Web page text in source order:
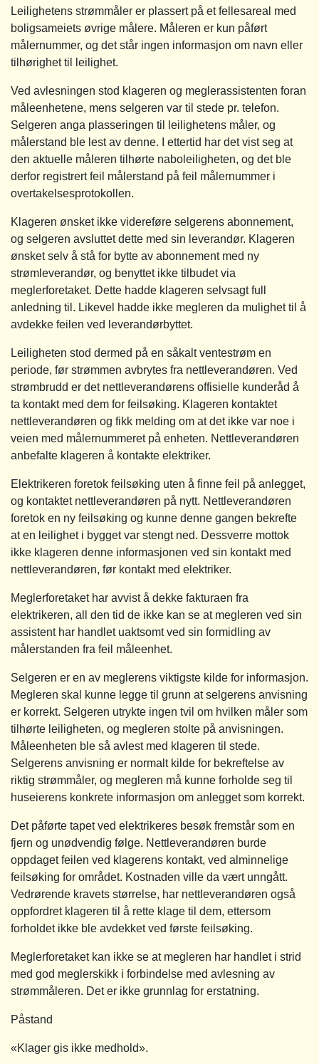
Leilighetens strømmåler er plassert på et fellesareal med
boligsameiets øvrige målere. Måleren er kun påført
målernummer, og det står ingen informasjon om navn eller
tilhørighet til leilighet.
Ved avlesningen stod klageren og meglerassistenten foran
måleenhetene, mens selgeren var til stede pr. telefon.
Selgeren anga plasseringen til leilighetens måler, og
målerstand ble lest av denne. I ettertid har det vist seg at
den aktuelle måleren tilhørte naboleiligheten, og det ble
derfor registrert feil målerstand på feil målernummer i
overtakelsesprotokollen.
Klageren ønsket ikke videreføre selgerens abonnement,
og selgeren avsluttet dette med sin leverandør. Klageren
ønsket selv å stå for bytte av abonnement med ny
strømleverandør, og benyttet ikke tilbudet via
meglerforetaket. Dette hadde klageren selvsagt full
anledning til. Likevel hadde ikke megleren da mulighet til å
avdekke feilen ved leverandørbyttet.
Leiligheten stod dermed på en såkalt ventestrøm en
periode, før strømmen avbrytes fra nettleverandøren. Ved
strømbrudd er det nettleverandørens offisielle kunderåd å
ta kontakt med dem for feilsøking. Klageren kontaktet
nettleverandøren og fikk melding om at det ikke var noe i
veien med målernummeret på enheten. Nettleverandøren
anbefalte klageren å kontakte elektriker.
Elektrikeren foretok feilsøking uten å finne feil på anlegget,
og kontaktet nettleverandøren på nytt. Nettleverandøren
foretok en ny feilsøking og kunne denne gangen bekrefte
at en leilighet i bygget var stengt ned. Dessverre mottok
ikke klageren denne informasjonen ved sin kontakt med
nettleverandøren, før kontakt med elektriker.
Meglerforetaket har avvist å dekke fakturaen fra
elektrikeren, all den tid de ikke kan se at megleren ved sin
assistent har handlet uaktsomt ved sin formidling av
målerstanden fra feil måleenhet.
Selgeren er en av meglerens viktigste kilde for informasjon.
Megleren skal kunne legge til grunn at selgerens anvisning
er korrekt. Selgeren utrykte ingen tvil om hvilken måler som
tilhørte leiligheten, og megleren stolte på anvisningen.
Måleenheten ble så avlest med klageren til stede.
Selgerens anvisning er normalt kilde for bekreftelse av
riktig strømmåler, og megleren må kunne forholde seg til
huseierens konkrete informasjon om anlegget som korrekt.
Det påførte tapet ved elektrikeres besøk fremstår som en
fjern og unødvendig følge. Nettleverandøren burde
oppdaget feilen ved klagerens kontakt, ved alminnelige
feilsøking for området. Kostnaden ville da vært unngått.
Vedrørende kravets størrelse, har nettleverandøren også
oppfordret klageren til å rette klage til dem, ettersom
forholdet ikke ble avdekket ved første feilsøking.
Meglerforetaket kan ikke se at megleren har handlet i strid
med god meglerskikk i forbindelse med avlesning av
strømmåleren. Det er ikke grunnlag for erstatning.
Påstand
«Klager gis ikke medhold».